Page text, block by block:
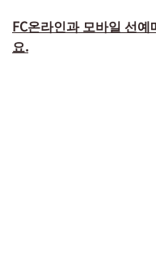
FC온라인과 모바일 선
요.